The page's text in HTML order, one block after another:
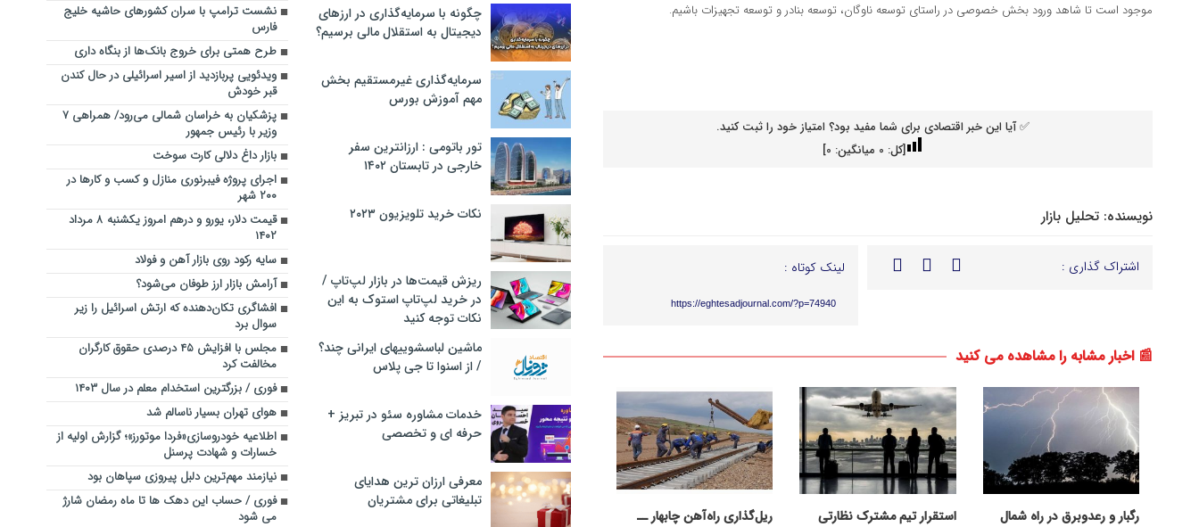
موجود است تا شاهد ورود بخش خصوصی در راستای توسعه ناوگان، توسعه بنادر و توسعه تجهیزات باشیم.
✅ آیا این خبر اقتصادی برای شما مفید بود؟ امتیاز خود را ثبت کنید.
[کل: 0 میانگین: 0
]
نویسنده: تحلیل بازار
اشتراک گذاری : لینک کوتاه :
https://eghtesadjournal.com/?p=74940
📰 اخبار مشابه را مشاهده می کنید
رگبار و رعدوبرق در راه شمال
استقرار تیم مشترک نظارتی
ریل‌گذاری راه‌آهن چابهار ــ
چگونه با سرمایه‌گذاری در ارزهای
دیجیتال به استقلال مالی برسیم؟
سرمایه‌گذاری غیرمستقیم بخش
مهم آموزش بورس
تور باتومی : ارزانترین سفر
خارجی در تابستان ۱۴۰۲
نکات خرید تلویزیون ۲۰۲۳
ریزش قیمت‌ها در بازار لپ‌تاپ /
در خرید لپ‌تاپ استوک به این
نکات توجه کنید
ماشین لباسشویی‎های ایرانی چند؟
/ از اسنوا تا جی پلاس
خدمات مشاوره سئو در تبریز +
حرفه ای و تخصصی
معرفی ارزان ترین هدایای
تبلیغاتی برای مشتریان
نشست ترامپ با سران کشور‌های حاشیه خلیج
فارس
طرح همتی برای خروج بانک‌ها از بنگاه داری
ویدئویی پربازدید از اسیر اسرائیلی در حال کندن
قبر خودش
پزشکیان به خراسان شمالی می‌رود/ همراهی ۷
وزیر با رئیس جمهور
بازار داغ دلالی کارت سوخت
اجرای پروژه فیبرنوری منازل و کسب و کارها در
۲۰۰ شهر
قیمت دلار، یورو و درهم امروز یکشنبه ۸ مرداد
۱۴۰۲
سایه رکود روی بازار آهن و فولاد
آرامش بازار ارز طوفان می‌شود؟
افشاگری تکان‌دهنده که ارتش اسرائیل را زیر
سوال برد
مجلس با افزایش ۴۵ درصدی حقوق کارگران
مخالفت کرد
فوری / بزرگترین استخدام معلم در سال ۱۴۰۳
هوای تهران بسیار ناسالم شد
اطلاعیه خودروسازی«فردا موتورز»؛ گزارش اولیه از
خسارات و شهادت پرسنل
نیازمند مهم‌ترین دلبل پیروزی سپاهان بود
فوری / حساب این دهک ها تا ماه رمضان شارژ
می‌ شود